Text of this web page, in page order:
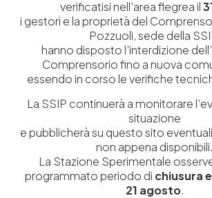
Istituita a Napoli per Regio Decreto nel 1885, la
Sperimentale per l’Industria delle Pelli e delle
(SSIP) è un Organismo di Ricerca Nazionale
Commercio di Napoli, Toscana Nord-Ovest e
081 597 91 00 ssip@ssip.it
verificatisi nell’area flegrea il
i gestori e la proprietà del
Pozzuoli, sede della
hanno disposto l’interdizione
Comprensorio fino a nuova
essendo in corso le verifiche
La SSIP continuerà a monitorare
situazione
e pubblicherà su questo sito
non appena disponibili.
La Stazione Sperimentale
programmato periodo di chiusura
21 agosto.